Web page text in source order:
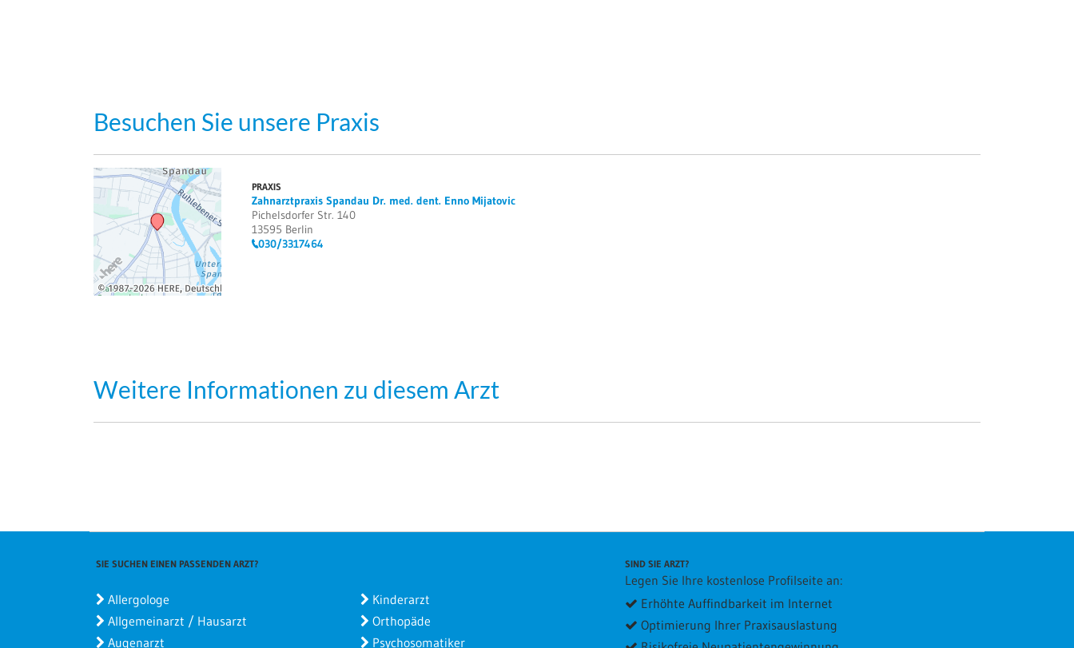
Besuchen Sie unsere Praxis
PRAXIS
Zahnarztpraxis Spandau Dr. med. dent. Enno Mijatovic
Pichelsdorfer Str. 140
13595 Berlin
030/3317464
Weitere Informationen zu diesem Arzt
SIE SUCHEN EINEN PASSENDEN ARZT?
Allergologe
Allgemeinarzt / Hausarzt
Augenarzt
Kinderarzt
Orthopäde
Psychosomatiker
SIND SIE ARZT?
Legen Sie Ihre kostenlose Profilseite an:
Erhöhte Auffindbarkeit im Internet
Optimierung Ihrer Praxisauslastung